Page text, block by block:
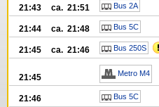
21:43
ca. 21:51 Bus 2A
21:44 ca. 21:48 Bus 5C
21:45 ca. 21:46 Bus 250S
21:45 Metro M4
21:46 Bus 5C